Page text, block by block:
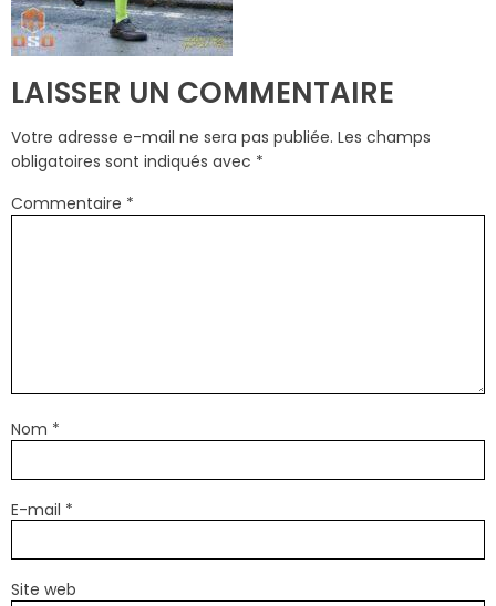
LAISSER UN COMMENTAIRE
Votre adresse e-mail ne sera pas publiée. Les champs
obligatoires sont indiqués avec *
Commentaire *
Nom *
E-mail *
Site web